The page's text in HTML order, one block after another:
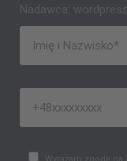
Nadawca: